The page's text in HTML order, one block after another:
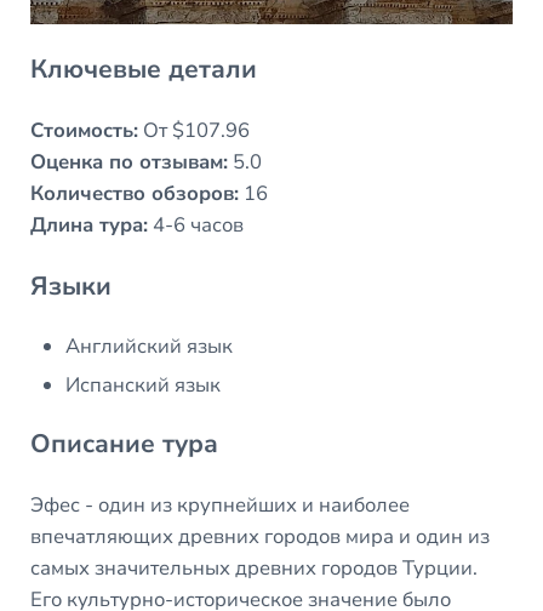
Ключевые детали
Стоимость:От $107.96
Оценка по отзывам:5.0
Количество обзоров:16
Длина тура:4-6 часов
Языки
Английский язык
Испанский язык
Описание тура
Эфес - один из крупнейших и наиболее
впечатляющих древних городов мира и один из
самых значительных древних городов Турции.
Его культурно-историческое значение было